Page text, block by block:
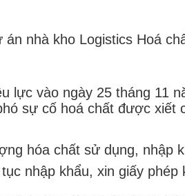
nhà kho Logistics Hoá
lực vào ngày 25 tháng 11
sự cố hoá chất được xiết
hóa chất sử dụng, nhập
nhập khẩu, xin giấy phép